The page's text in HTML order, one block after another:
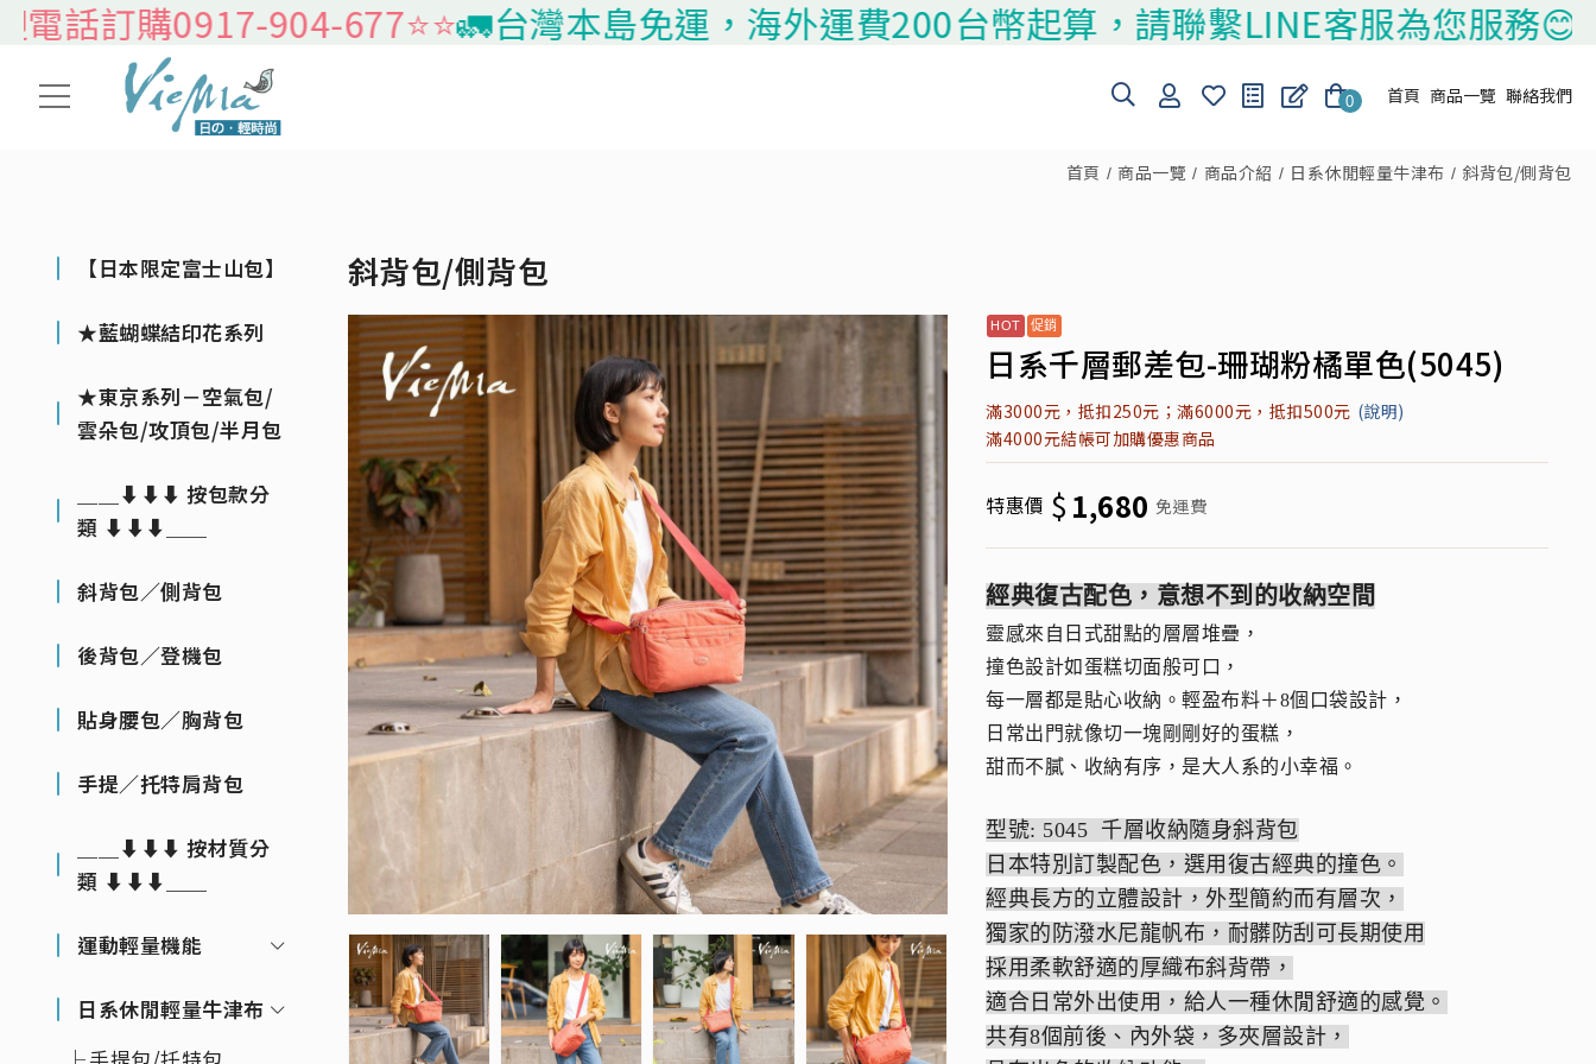
0917-904-677⭐️⭐️🚛台灣本島免運，海外運費200台幣起算，請聯繫LINE客服為您服務😊
0 首頁 商品一覽 聯絡我們
首頁 商品一覽 商品介紹 日系休閒輕量牛津布 斜背包/側背包
【日本限定富士山包】
★藍蝴蝶結印花系列
★東京系列－空氣包/
雲朵包/攻頂包/半月包
＿＿⬇⬇⬇ 按包款分
類 ⬇⬇⬇＿＿
斜背包／側背包
後背包／登機包
貼身腰包／胸背包
手提／托特肩背包
＿＿⬇⬇⬇ 按材質分
類 ⬇⬇⬇＿＿
運動輕量機能
日系休閒輕量牛津布
斜背包/側背包
日系千層郵差包-珊瑚粉橘單色(5045)
滿3000元，抵扣250元；滿6000元，抵扣500元 (說明)
滿4000元結帳可加購優惠商品
特惠價 $ 1,680 免運費
經典復古配色，意想不到的收納空間
靈感來自日式甜點的層層堆疊，
撞色設計如蛋糕切面般可口，
每一層都是貼心收納。輕盈布料＋8個口袋設計，
日常出門就像切一塊剛剛好的蛋糕，
甜而不膩、收納有序，是大人系的小幸福。
型號: 5045 千層收納隨身斜背包
日本特別訂製配色，選用復古經典的撞色。
經典長方的立體設計，外型簡約而有層次，
獨家的防潑水尼龍帆布，耐髒防刮可長期使用
採用柔軟舒適的厚織布斜背帶，
適合日常外出使用，給人一種休閒舒適的感覺。
共有8個前後、內外袋，多夾層設計，